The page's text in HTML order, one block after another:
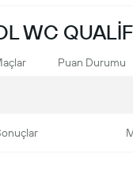
WC
Puan Durumu